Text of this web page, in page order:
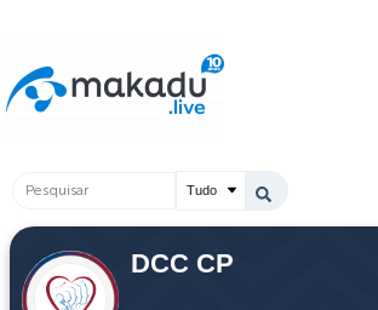
conteúdo
Pesquisar
DCC CP